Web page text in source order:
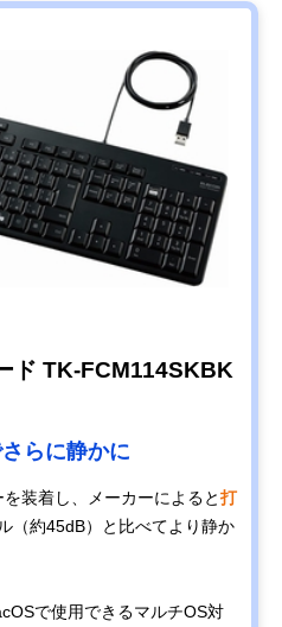
ド TK-FCM114SKBK
らに静かに
装着し、メーカーによると打
（約45dB）と比べてより静か
で使用できるマルチOS対